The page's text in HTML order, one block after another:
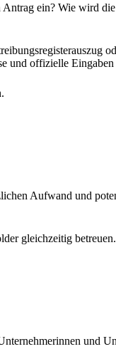
Antrag ein? Wie wird
und offizielle Eingaben
Aufwand und
gleichzeitig betreuen.
und